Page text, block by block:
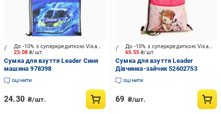
23.08₴/шт.
До -10% з суперкредиткою Visa Вигода
Сумка для взуття Leader Синя
машина 978398
оцінити
24.30 ₴/шт.
65.55₴/шт.
До -10% з суперкредиткою Visa Вигода
Сумка для взуття Leader
Дівчинка-зайчик 52602753
оцінити
69 ₴/шт.